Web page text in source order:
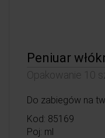
Peniuar
Opakowanie 10
Do zabiegów na
Kod: 85169
Poj: ml